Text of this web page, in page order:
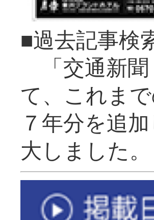
■過去記事
「交通新
て、これま
７年分を追
大しま